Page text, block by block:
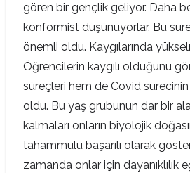
gören bir gençlik geliyor. Daha
konformist düşünüyorlar. Bu
önemli oldu. Kaygılarında
Öğrencilerin kaygılı olduğunu
süreçleri hem de Covid
oldu. Bu yaş grubunun dar bir
kalmaları onların biyolojik
tahammulü başarılı olarak
zamanda onlar için dayanıklılık